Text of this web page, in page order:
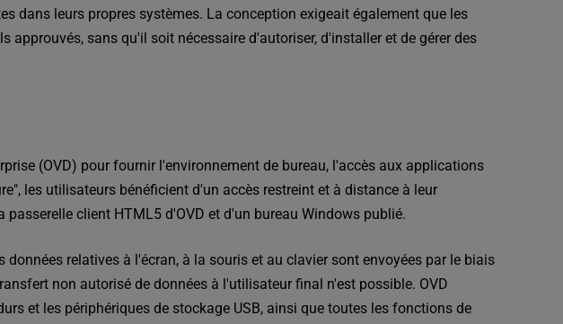
dans leurs propres systèmes. La conception exigeait également que les
sans qu'il soit nécessaire d'autoriser, d'installer et de gérer des
(OVD) pour fournir l'environnement de bureau, l'accès aux applications
les utilisateurs bénéficient d'un accès restreint et à distance à leur
client HTML5 d'OVD et d'un bureau Windows publié.
relatives à l'écran, à la souris et au clavier sont envoyées par le biais
non autorisé de données à l'utilisateur final n'est possible. OVD
et les périphériques de stockage USB, ainsi que toutes les fonctions de